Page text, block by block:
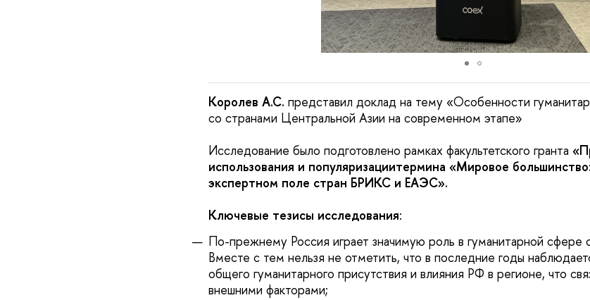
Королев А.С. представил доклад на тему «Особенности
со странами Центральной Азии на современном этапе»
Исследование было подготовлено рамках факультетского гранта
использования и популяризациитермина «Мировое
экспертном поле стран БРИКС и ЕАЭС».
Ключевые тезисы исследования:
По-прежнему Россия играет значимую роль в гуманитарной сфере
Вместе с тем нельзя не отметить, что в последние годы
общего гуманитарного присутствия и влияния РФ в регионе, что
внешними факторами;